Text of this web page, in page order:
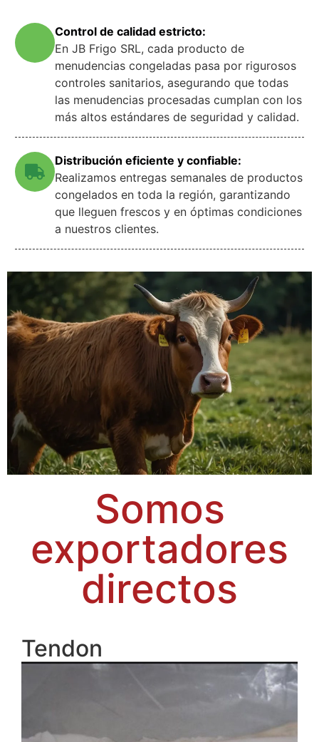
Control de calidad estricto:
En JB Frigo SRL, cada producto de
menudencias congeladas pasa por rigurosos
controles sanitarios, asegurando que todas
las menudencias procesadas cumplan con los
más altos estándares de seguridad y calidad.
Distribución eficiente y confiable:
Realizamos entregas semanales de productos
congelados en toda la región, garantizando
que lleguen frescos y en óptimas condiciones
a nuestros clientes.
Somos
exportadores
directos
Tendon